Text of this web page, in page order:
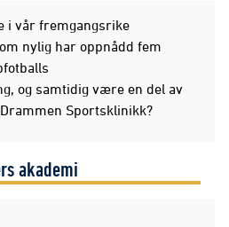
i vår fremgangsrike
nylig har oppnådd fem
og samtidig være en del av
Sportsklinikk?
akademi